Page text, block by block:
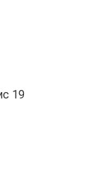
19